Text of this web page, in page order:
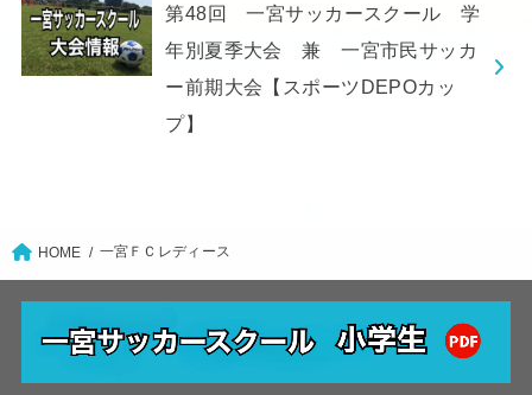
第48回 一宮サッカースクール 学
年別夏季大会 兼 一宮市民サッカ
ー前期大会【スポーツDEPOカッ
プ】
HOME 一宮ＦＣレディース